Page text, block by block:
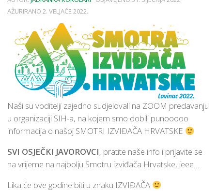
AŽURIRANO 2. VELJAČE 2022.
Naši su voditelji zajedno sudjelovali na ZOOM predavanju
u organizaciji SIH-a, na kojem smo dobili punooooo
informacija o našoj SMOTRI IZVIĐAČA HRVATSKE
SVI OSJEČKI JAVOROVCI, pratite naše info i prijavite se
na vrijeme na najbolju Smotru izviđača Hrvatske, jeee…
Lika će ove godine biti u znaku IZVIĐAČA